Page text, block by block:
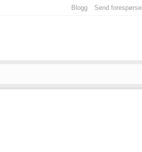
Blogg Send forespørsel